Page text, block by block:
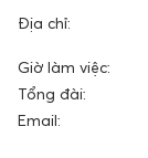
Địa chỉ:
Giờ làm việc:
Tổng đài:
Email: